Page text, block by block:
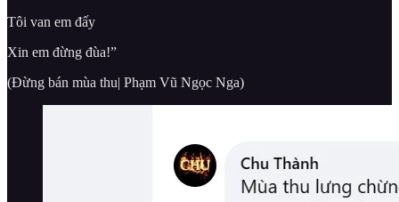
Tôi van em đấy
Xin em đừng đùa!”
(Đừng bán mùa thu| Phạm Vũ Ngọc Nga)